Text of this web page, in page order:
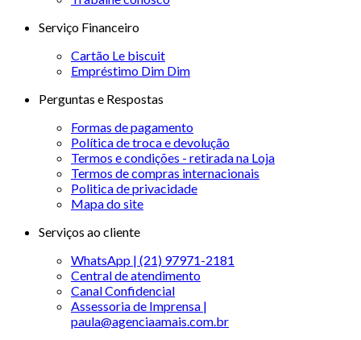
Serviço Financeiro
Cartão Le biscuit
Empréstimo Dim Dim
Perguntas e Respostas
Formas de pagamento
Política de troca e devolução
Termos e condições - retirada na Loja
Termos de compras internacionais
Politica de privacidade
Mapa do site
Serviços ao cliente
WhatsApp | (21) 97971-2181
Central de atendimento
Canal Confidencial
Assessoria de Imprensa |
paula@agenciaamais.com.br